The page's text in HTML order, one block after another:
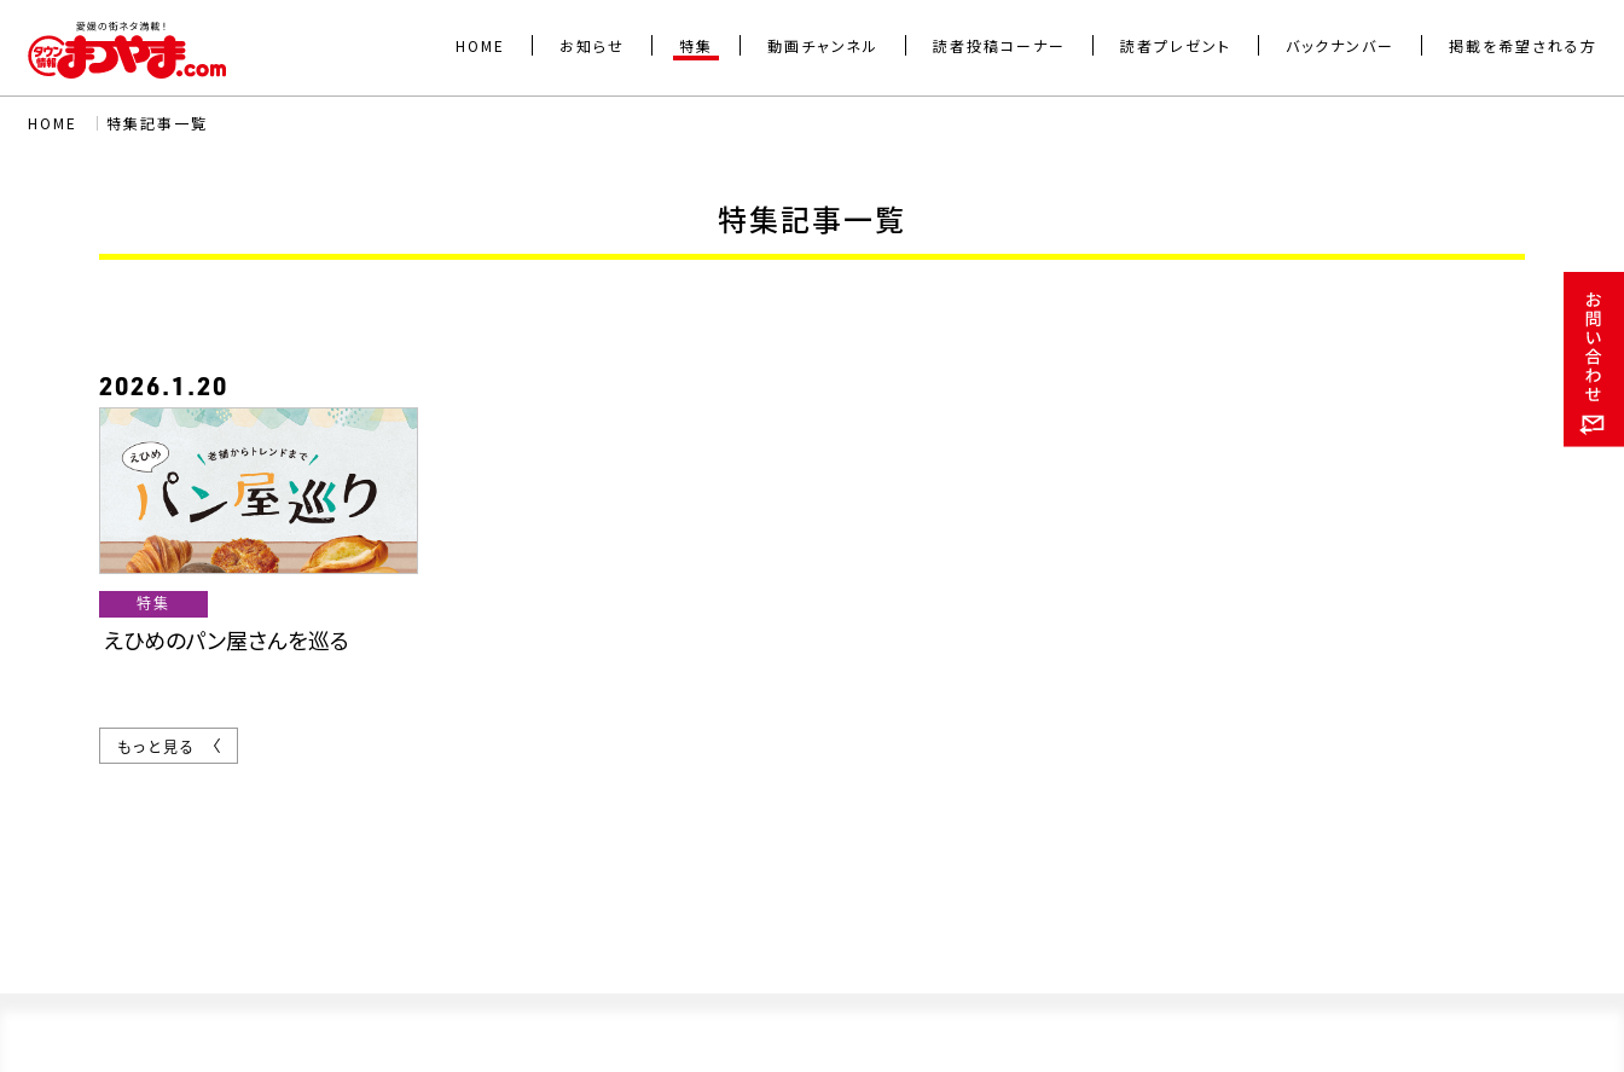
HOME お知らせ 特集 動画チャンネル 読者投稿コーナー 読者プレゼント バックナンバー 掲載を希望される方
HOME ｜ 特集記事一覧
特集記事一覧
2026.1.20
特集
えひめのパン屋さんを巡る
もっと見る